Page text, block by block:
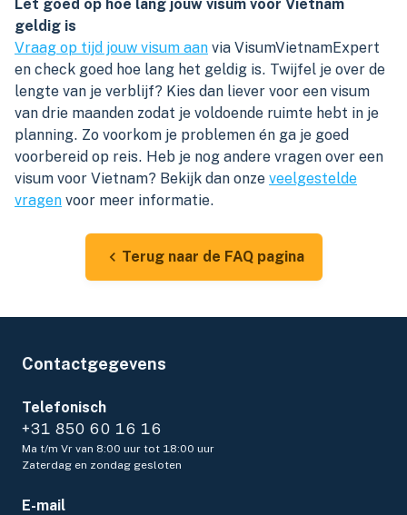
Let goed op hoe lang jouw visum voor Vietnam
geldig is
Vraag op tijd jouw visum aan via VisumVietnamExpert
en check goed hoe lang het geldig is. Twijfel je over de
lengte van je verblijf? Kies dan liever voor een visum
van drie maanden zodat je voldoende ruimte hebt in je
planning. Zo voorkom je problemen én ga je goed
voorbereid op reis. Heb je nog andere vragen over een
visum voor Vietnam? Bekijk dan onze veelgestelde
vragen voor meer informatie.
Terug naar de FAQ pagina
Contactgegevens
Telefonisch
+31 850 60 16 16
Ma t/m Vr van 8:00 uur tot 18:00 uur
Zaterdag en zondag gesloten
E-mail